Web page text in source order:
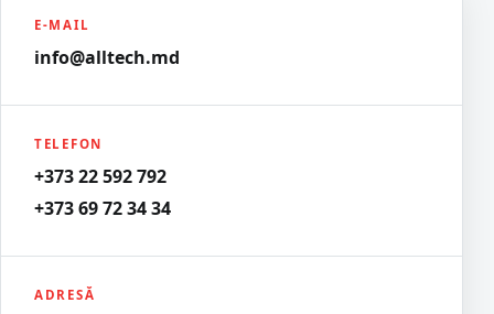
E-MAIL
info@alltech.md
TELEFON
+373 22 592 792
+373 69 72 34 34
ADRESĂ